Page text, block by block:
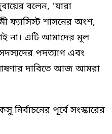
বলেন, ‘যারা
ফ্যাসিস্ট শাসনের অংশ,
না। এটি আমাদের মূল
সদস্যদের পদত্যাগ এবং
দাবিতে আজ আমরা
নির্বাচনের পূর্বে সংস্কারের